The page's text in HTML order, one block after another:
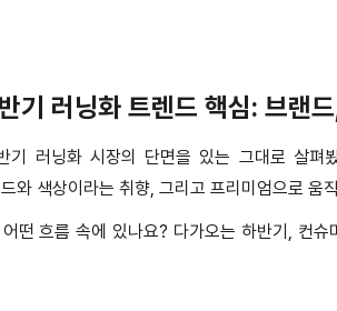
기 러닝화 트렌드 핵심: 브랜드
기 러닝화 시장의 단면을 있는 그대로 살펴
와 색상이라는 취향, 그리고 프리미엄으로 움
떤 흐름 속에 있나요? 다가오는 하반기 , 컨슈